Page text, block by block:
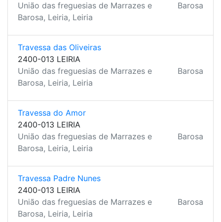
União das freguesias de Marrazes e
Barosa, Leiria, Leiria
Barosa
Travessa das Oliveiras
2400-013 LEIRIA
União das freguesias de Marrazes e
Barosa, Leiria, Leiria
Barosa
Travessa do Amor
2400-013 LEIRIA
União das freguesias de Marrazes e
Barosa, Leiria, Leiria
Barosa
Travessa Padre Nunes
2400-013 LEIRIA
União das freguesias de Marrazes e
Barosa, Leiria, Leiria
Barosa